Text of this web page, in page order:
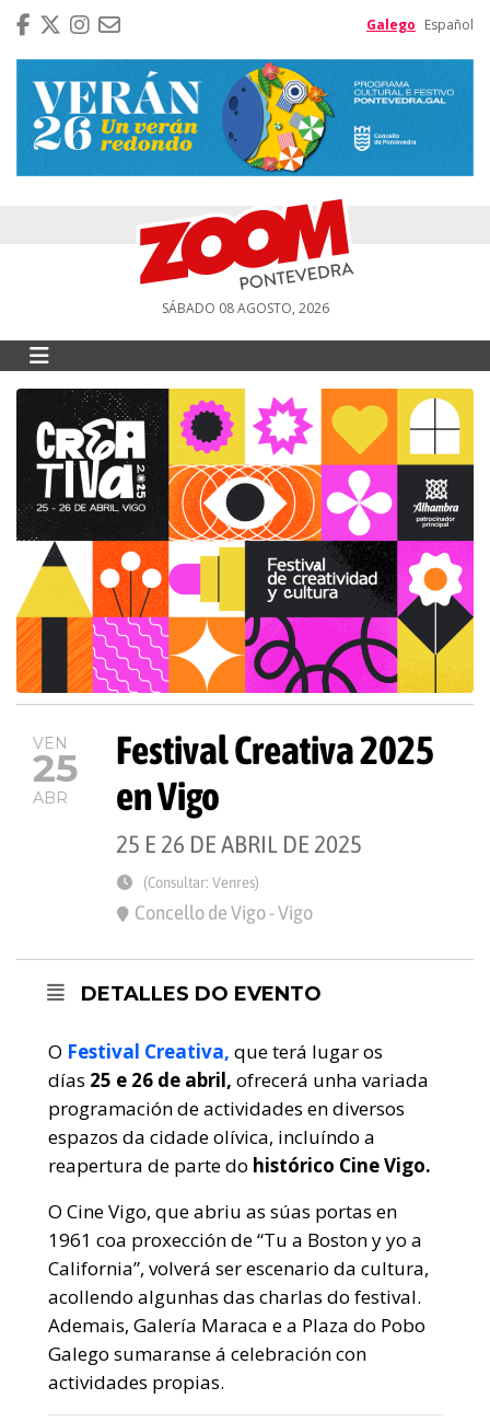
Galego Español
SÁBADO 08 AGOSTO, 2026
VEN
25
ABR
Festival Creativa 2025
en Vigo
25 E 26 DE ABRIL DE 2025
(Consultar: Venres)
Concello de Vigo - Vigo
DETALLES DO EVENTO
O Festival Creativa, que terá lugar os
días 25 e 26 de abril, ofrecerá unha variada
programación de actividades en diversos
espazos da cidade olívica, incluíndo a
reapertura de parte do histórico Cine Vigo.
O Cine Vigo, que abriu as súas portas en
1961 coa proxección de “Tu a Boston y yo a
California”, volverá ser escenario da cultura,
acollendo algunhas das charlas do festival.
Ademais, Galería Maraca e a Plaza do Pobo
Galego sumaranse á celebración con
actividades propias.